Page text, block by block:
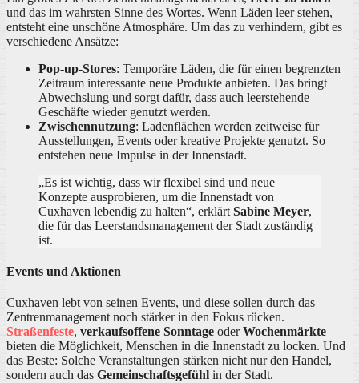
und das im wahrsten Sinne des Wortes. Wenn Läden leer stehen,
entsteht eine unschöne Atmosphäre. Um das zu verhindern, gibt es
verschiedene Ansätze:
Pop-up-Stores: Temporäre Läden, die für einen begrenzten
Zeitraum interessante neue Produkte anbieten. Das bringt
Abwechslung und sorgt dafür, dass auch leerstehende
Geschäfte wieder genutzt werden.
Zwischennutzung: Ladenflächen werden zeitweise für
Ausstellungen, Events oder kreative Projekte genutzt. So
entstehen neue Impulse in der Innenstadt.
„Es ist wichtig, dass wir flexibel sind und neue
Konzepte ausprobieren, um die Innenstadt von
Cuxhaven lebendig zu halten“, erklärt Sabine Meyer,
die für das Leerstandsmanagement der Stadt zuständig
ist.
Events und Aktionen
Cuxhaven lebt von seinen Events, und diese sollen durch das
Zentrenmanagement noch stärker in den Fokus rücken.
Straßenfeste, verkaufsoffene Sonntage oderWochenmärkte
bieten die Möglichkeit, Menschen in die Innenstadt zu locken. Und
das Beste: Solche Veranstaltungen stärken nicht nur den Handel,
sondern auch das Gemeinschaftsgefühl in der Stadt.